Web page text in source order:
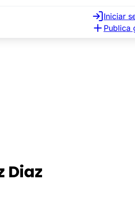
Iniciar
Publica
Diaz